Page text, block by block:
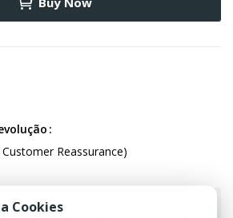
Reassurance)
Cookies